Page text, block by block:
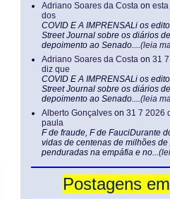
Adriano Soares da Costa on
dos
COVID E A IMPRENSALi os
Street Journal sobre os diários
depoimento ao Senado....(leia
Adriano Soares da Costa on 31
diz que
COVID E A IMPRENSALi os
Street Journal sobre os diários
depoimento ao Senado....(leia
Alberto Gonçalves on 31 7 2026
paula
F de fraude, F de FauciDurante
vidas de centenas de milhões
penduradas na empáfia e no...
Postagens